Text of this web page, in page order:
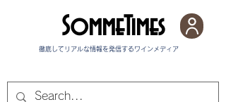
徹底してリアルな情報を発信する​ワインメディア
SommeTimes